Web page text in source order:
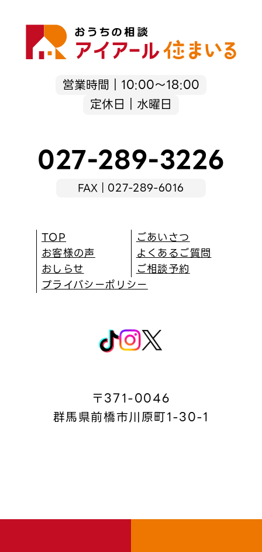
営業時間｜10:00～18:00
定休日｜水曜日
027-289-3226
FAX｜027-289-6016
TOP
ごあいさつ
お客様の声
よくあるご質問
おしらせ
ご相談予約
プライバシーポリシー
〒371-0046
群馬県前橋市川原町1-30-1